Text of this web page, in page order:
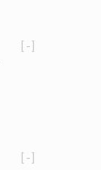
[-]
[-]